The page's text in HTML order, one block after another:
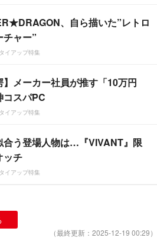
、自ら描いた”レトロ
チャー”
イアップ特集
】メーカー社員が推す「10万円
コスパPC
イアップ特集
合う登場人物は…『VIVANT』限
ッチ
イアップ特集
（最終更新：2025-12-19 00:29）